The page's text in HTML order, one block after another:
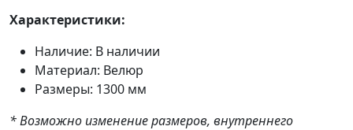
Характеристики:
Наличие: В наличии
Материал: Велюр
Размеры: 1300 мм
* Возможно изменение размеров, внутреннего